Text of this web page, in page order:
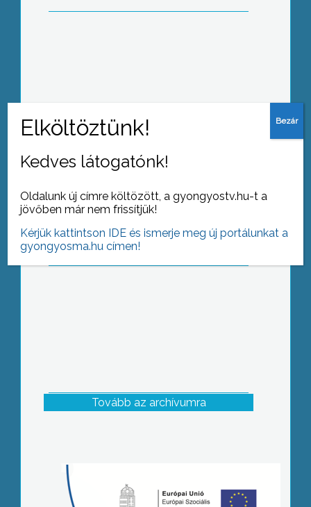
Világháborús kiállítás
Tovább az archívumra
Kedves látogatónk!
Oldalunk új címre költözött, a gyongyostv.hu-t a
jövőben már nem frissítjük!
Kérjük kattintson IDE és ismerje meg új portálunkat a
gyongyosma.hu címen!